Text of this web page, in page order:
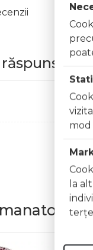
mod
la